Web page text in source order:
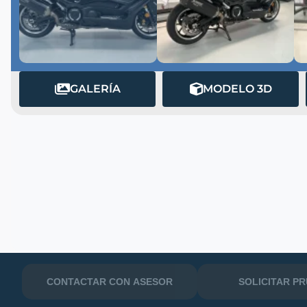
GALERÍA MODELO 3D
CONTACTAR CON ASESOR SOLICITAR